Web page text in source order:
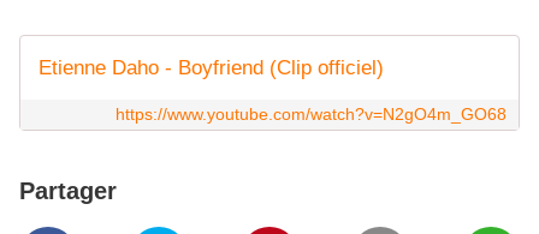
Etienne Daho - Boyfriend (Clip officiel)
https://www.youtube.com/watch?v=N2gO4m_GO68
Partager